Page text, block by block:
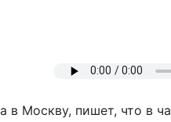
в Москву, пишет, что в